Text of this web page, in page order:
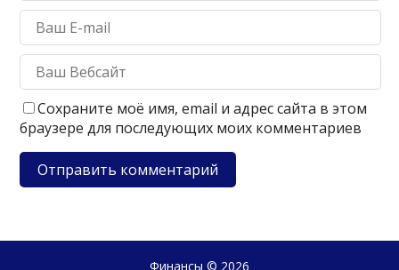
Сохраните моё имя, email и адрес сайта в этом
браузере для последующих моих комментариев
Финансы © 2026